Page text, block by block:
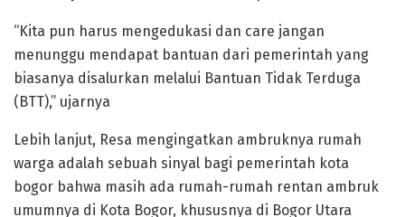
“Kita pun harus mengedukasi dan care jangan
menunggu mendapat bantuan dari pemerintah yang
biasanya disalurkan melalui Bantuan Tidak Terduga
(BTT),” ujarnya
Lebih lanjut, Resa mengingatkan ambruknya rumah
warga adalah sebuah sinyal bagi pemerintah kota
bogor bahwa masih ada rumah-rumah rentan ambruk
umumnya di Kota Bogor, khususnya di Bogor Utara